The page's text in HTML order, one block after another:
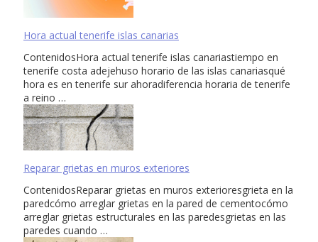
Hora actual tenerife islas canarias
ContenidosHora actual tenerife islas canariastiempo en
tenerife costa adejehuso horario de las islas canariasqué
hora es en tenerife sur ahoradiferencia horaria de tenerife
a reino …
Reparar grietas en muros exteriores
ContenidosReparar grietas en muros exterioresgrieta en la
paredcómo arreglar grietas en la pared de cementocómo
arreglar grietas estructurales en las paredesgrietas en las
paredes cuando …